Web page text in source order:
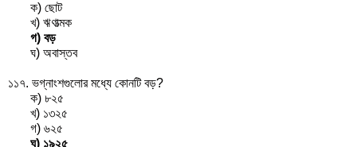
ক) ছোট
খ) ঋণাত্মক
গ) বড়
ঘ) অবাস্তব
১১৭. ভগ্নাংশগুলোর মধ্যে কোনটি বড়?
ক) ৮২৫
খ) ১৩২৫
গ) ৬২৫
ঘ) ১৯২৫